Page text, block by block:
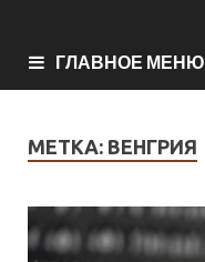
ГЛАВНОЕ МЕНЮ
МЕТКА: ВЕНГРИЯ